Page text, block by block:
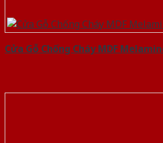
Cửa Gỗ Chống Cháy MDF